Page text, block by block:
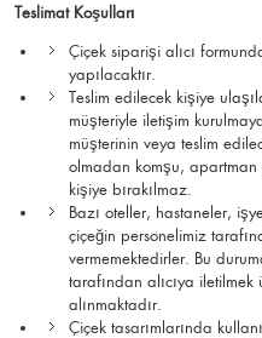
Teslimat Koşulları
Çiçek siparişi alıcı
yapılacaktır.
Teslim edilecek kişiye
müşteriyle iletişim
müşterinin veya teslim
olmadan komşu,
kişiye bırakılmaz.
Bazı oteller, hastaneler,
çiçeğin personelimiz
vermemektedirler. Bu
tarafından alıcıya iletilmek
alınmaktadır.
Çiçek tasarımlarında